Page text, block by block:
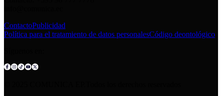
ContactoPublicidad
Política para el tratamiento de datos personalesCódigo deontológico